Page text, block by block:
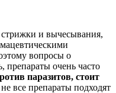
и вычесывания,
вопросы о
препараты очень часто
паразитов, стоит
все препараты подходят